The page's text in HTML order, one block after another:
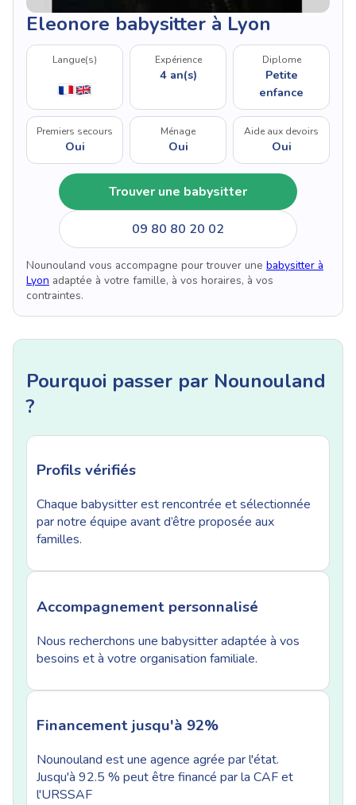
Eleonore babysitter à Lyon
Langue(s) Expérience
4 an(s)
Diplome
Petite
enfance
Premiers secours
Oui
Ménage
Oui
Aide aux devoirs
Oui
Trouver une babysitter
09 80 80 20 02
Nounouland vous accompagne pour trouver une babysitter à
Lyon adaptée à votre famille, à vos horaires, à vos
contraintes.
Pourquoi passer par Nounouland
?
Profils vérifiés
Chaque babysitter est rencontrée et sélectionnée
par notre équipe avant d’être proposée aux
familles.
Accompagnement personnalisé
Nous recherchons une babysitter adaptée à vos
besoins et à votre organisation familiale.
Financement jusqu'à 92%
Nounouland est une agence agrée par l'état.
Jusqu'à 92.5 % peut être financé par la CAF et
l'URSSAF